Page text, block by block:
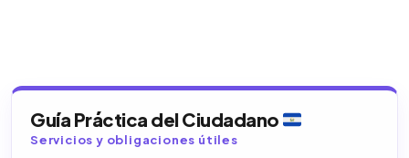
Guía Práctica del Ciudadano
Servicios y obligaciones útiles